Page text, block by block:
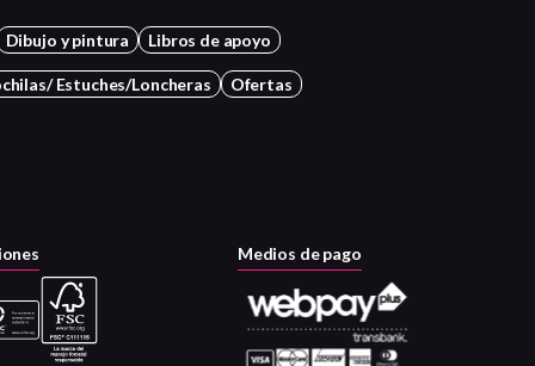
Dibujo y pintura Libros de apoyo
Estuches/Loncheras Ofertas
Medios de pago